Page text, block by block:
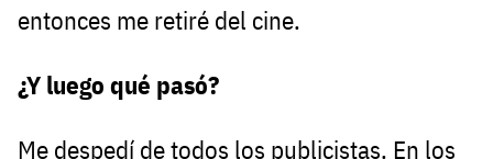
entonces me retiré del cine.
¿Y luego qué pasó?
Me despedí de todos los publicistas. En los